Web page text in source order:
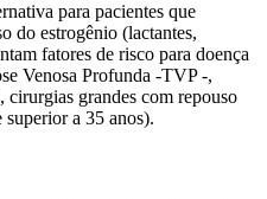
para pacientes que
do estrogênio (lactantes,
fatores de risco para doença
Venosa Profunda -TVP -,
grandes com repouso
a 35 anos).